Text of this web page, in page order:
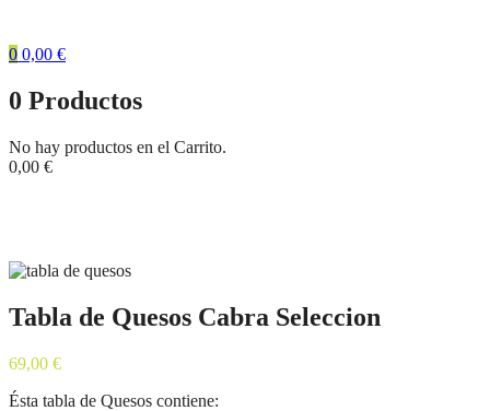
0 0,00 €
0 Productos
No hay productos en el Carrito.
0,00 €
Tabla de Quesos Cabra Seleccion
69,00 €
Ésta tabla de Quesos contiene: